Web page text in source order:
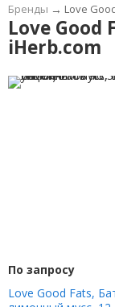
Бренды → Love
Love Good
iHerb.com
По запросу
Love Good Fats,